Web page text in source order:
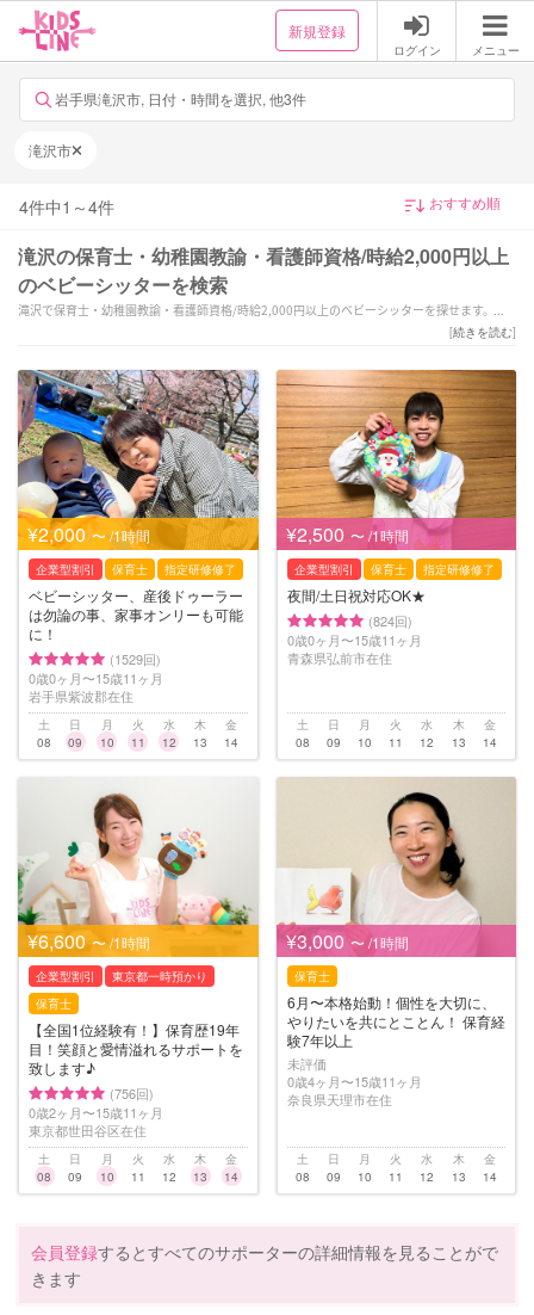
新規登録
ログイン メニュー
岩手県滝沢市, 日付・時間を選択, 他3件
滝沢市
4件中1 ～4件
滝沢の保育士・幼稚園教諭・看護師資格/時給2,000円以上
のベビーシッターを検索
滝沢で保育士・幼稚園教諭・看護師資格/時給2,000円以上のベビーシッターを探せます。
「ベビーシッター、産後ドゥーラーは勿論の事、家事オンリーも可能に！」「夜間/土日祝対
などの強みを持つシッターが対応いたします。滝沢で様々なスキルを持ったサポーターの中
から、ご予算や依頼内容に合わせて選んでいただけます。
[続きを読む]
¥2,000 〜 /1時間
企業型割引 保育士 指定研修修了
ベビーシッター、産後ドゥーラー
は勿論の事、家事オンリーも可能
に！
(1529回)
0歳0ヶ月〜15歳11ヶ月
岩手県紫波郡在住
土
08
日
09
月
10
火
11
水
12
木
13
金
14
¥2,500 〜 /1時間
企業型割引 保育士 指定研修修了
夜間/土日祝対応OK★
(824回)
0歳0ヶ月〜15歳11ヶ月
青森県弘前市在住
土
08
日
09
月
10
火
11
水
12
木
13
金
14
¥6,600 〜 /1時間
企業型割引
東京都一時預かり
保育士
【全国1位経験有！】保育歴19年
目！笑顔と愛情溢れるサポートを
致します♪
(756回)
0歳2ヶ月〜15歳11ヶ月
東京都世田谷区在住
土
08
日
09
月
10
火
11
水
12
木
13
金
14
¥3,000 〜 /1時間
保育士
6月〜本格始動！個性を大切に、
やりたいを共にとことん！ 保育経
験7年以上
未評価
0歳4ヶ月〜15歳11ヶ月
奈良県天理市在住
土
08
日
09
月
10
火
11
水
12
木
13
金
14
会員登録するとすべてのサポーターの詳細情報を見ることがで
きます